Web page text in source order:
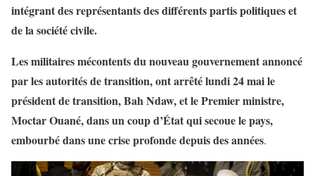
intégrant des représentants des différents partis politiques et
de la société civile.
Les militaires mécontents du nouveau gouvernement annoncé
par les autorités de transition, ont arrêté lundi 24 mai le
président de transition, Bah Ndaw, et le Premier ministre,
Moctar Ouané, dans un coup d’État qui secoue le pays,
embourbé dans une crise profonde depuis des années.